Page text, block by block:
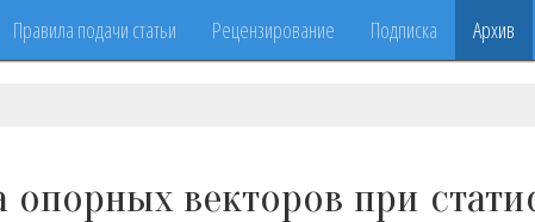
Правила подачи статьи Рецензирование Подписка Архив
опорных векторов при